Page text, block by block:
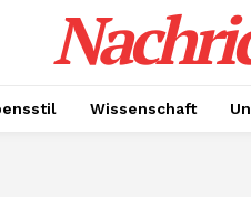
Wissenschaft